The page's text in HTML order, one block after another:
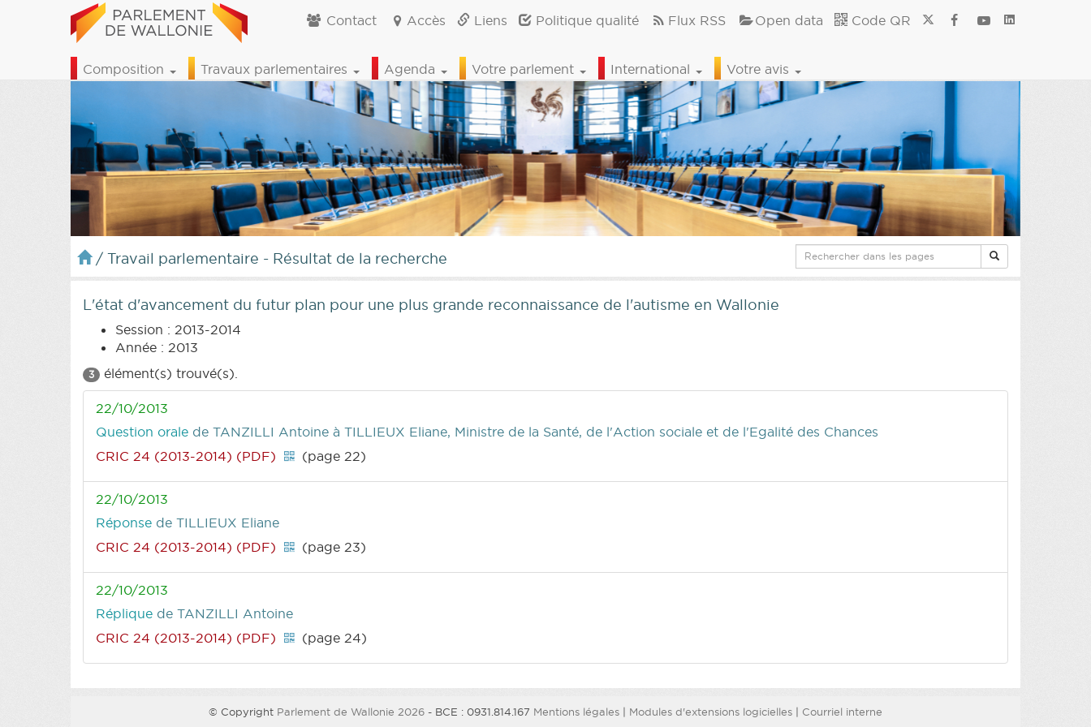
Contact Accès Liens Politique qualité Flux RSS Open data Code QR
Composition Travaux parlementaires Agenda Votre parlement International Votre avis
/ Travail parlementaire - Résultat de la recherche
L'état d'avancement du futur plan pour une plus grande reconnaissance de l'autisme en Wallonie
Session : 2013-2014
Année : 2013
3 élément(s) trouvé(s).
22/10/2013
Question orale de TANZILLI Antoine à TILLIEUX Eliane, Ministre de la Santé, de l'Action sociale et de l'Egalité des Chances
CRIC 24 (2013-2014) (PDF)
(page 22)
22/10/2013
Réponse de TILLIEUX Eliane
CRIC 24 (2013-2014) (PDF)
(page 23)
22/10/2013
Réplique de TANZILLI Antoine
CRIC 24 (2013-2014) (PDF)
(page 24)
© Copyright Parlement de Wallonie 2026 - BCE : 0931.814.167 Mentions légales | Modules d'extensions logicielles | Courriel interne